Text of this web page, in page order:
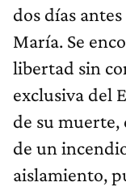
dos días
María. Se
libertad sin
exclusiva del
de su muerte,
de un
aislamiento,